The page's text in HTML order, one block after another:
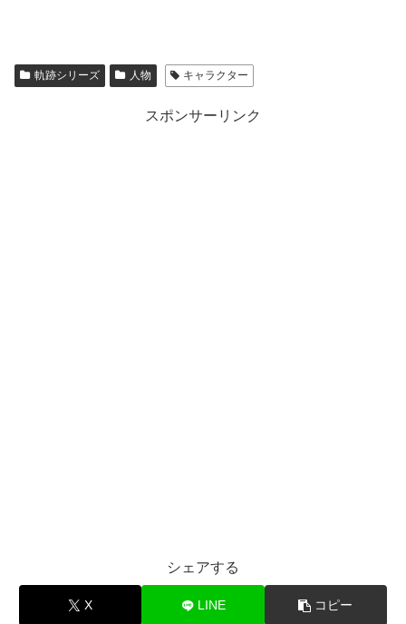
軌跡シリーズ 人物 キャラクター
スポンサーリンク
シェアする
X LINE コピー